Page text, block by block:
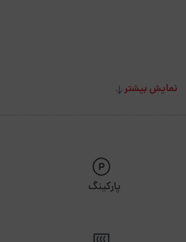
نمایش بیشتر
پارکینگ